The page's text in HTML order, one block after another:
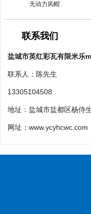
无动力风帽
联系我们
盐城市英红彩瓦有限米乐
联系人：陈先生
13305104508
地址：盐城市盐都区杨侍
网址： www.ycyhcwc.com